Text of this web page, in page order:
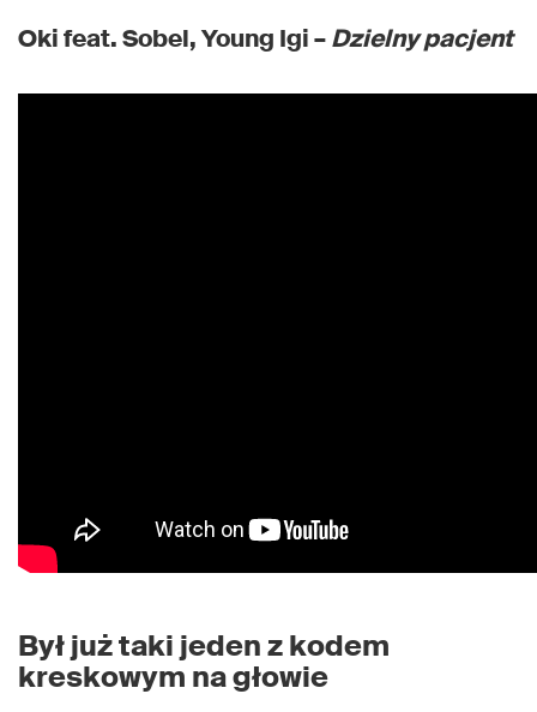
Oki feat. Sobel, Young Igi –Dzielnypacjent
Był już taki jeden z kodem
kreskowym na głowie